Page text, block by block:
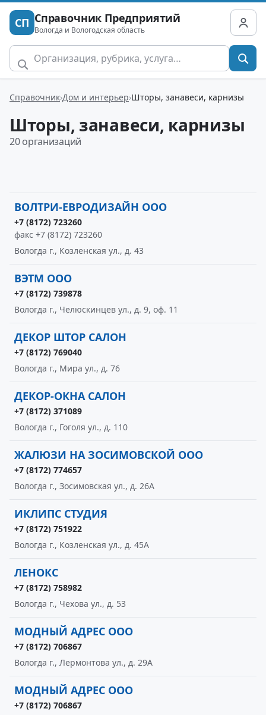
СП Справочник Предприятий
Вологда и Вологодская область
Справочник Дом и интерьер Шторы, занавеси, карнизы
Шторы, занавеси, карнизы
20 организаций
ВОЛТРИ-ЕВРОДИЗАЙН ООО
+7 (8172) 723260
факс +7 (8172) 723260
Вологда г., Козленская ул., д. 43
ВЭТМ ООО
+7 (8172) 739878
Вологда г., Челюскинцев ул., д. 9, оф. 11
ДЕКОР ШТОР САЛОН
+7 (8172) 769040
Вологда г., Мира ул., д. 76
ДЕКОР-ОКНА САЛОН
+7 (8172) 371089
Вологда г., Гоголя ул., д. 110
ЖАЛЮЗИ НА ЗОСИМОВСКОЙ ООО
+7 (8172) 774657
Вологда г., Зосимовская ул., д. 26А
ИКЛИПС СТУДИЯ
+7 (8172) 751922
Вологда г., Козленская ул., д. 45А
ЛЕНОКС
+7 (8172) 758982
Вологда г., Чехова ул., д. 53
МОДНЫЙ АДРЕС ООО
+7 (8172) 706867
Вологда г., Лермонтова ул., д. 29А
МОДНЫЙ АДРЕС ООО
+7 (8172) 706867